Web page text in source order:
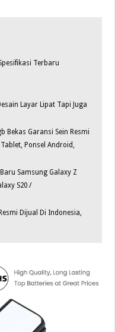
Terbaru
Layar Lipat Tapi Juga
Bekas Garansi Sein Resmi
Ponsel Android,
Samsung Galaxy Z
S20 /
Dijual Di Indonesia,